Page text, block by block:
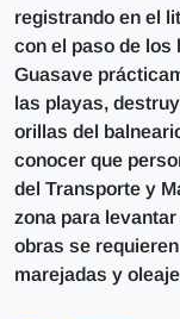
registrando en el
con el paso de los
Guasave
las playas,
orillas del
conocer que
del Transporte y
zona para
obras se
marejadas y